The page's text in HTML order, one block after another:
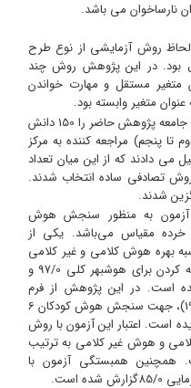
نارساخوان می باشد.
روش آزمایشی از نوع طرح
بود. در این پژوهش روش چند
مستقل و مهارت خواندن
متغیر وابسته بود.
جامعه پژوهش حاضر را 150 دانش
تا پنجم) مراجعه کننده به مرکز
می دادند که از این میان تعداد
روش تصادفی ساده انتخاب شدند.
آزمون به منظور سنجش هوش
تهیه شده است، و دارای 12 خرده مقیاس می‌باشد. یکی از
بهره هوش کلامی و غیر کلامی
است. اعتبار این آزمون از طریق دو نیمه کردن برای هوشبهر کلی 97/0 و
93/0 گزارش شده است. در این پژوهش از فرم
فارسی این مقیاس که توسط شهیم (1994)، جهت سنجش هوش کودکان 6
است. اعتبار این آزمون با روش
و هوش غیر کلامی به ترتیب
شده است. همچنین همبستگی آزمون با